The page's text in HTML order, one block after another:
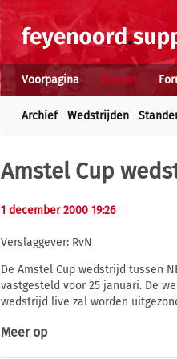
Voorpagina Nieuws
Archief Wedstrijden
Amstel Cup
1 december 2000 19:26
Verslaggever: RvN
De Amstel Cup wedstrijd tussen
vastgesteld voor 25 januari. De
wedstrijd live zal worden
Meer op